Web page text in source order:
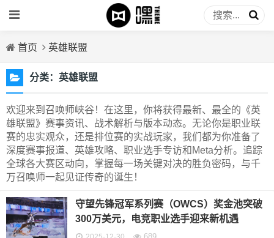
首页 英雄联盟
分类： 英雄联盟
欢迎来到召唤师峡谷！在这里，你将获得最新、最全的《英
雄联盟》赛事资讯、战术解析与版本动态。无论你是职业联
赛的忠实观众，还是排位赛的实战玩家，我们都为你准备了
深度赛事报道、英雄攻略、职业选手专访和Meta分析。追踪
全球各大赛区动向，掌握每一场关键对决的胜负密码，与千
万召唤师一起见证传奇的诞生！
守望先锋冠军系列赛（OWCS）奖金池突破
300万美元，电竞职业选手迎来新机遇